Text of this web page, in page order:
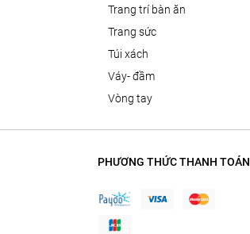
trang trí bàn ăn
trang sức
túi xách
váy- đầm
vòng tay
PHƯƠNG THỨC THANH TOÁN